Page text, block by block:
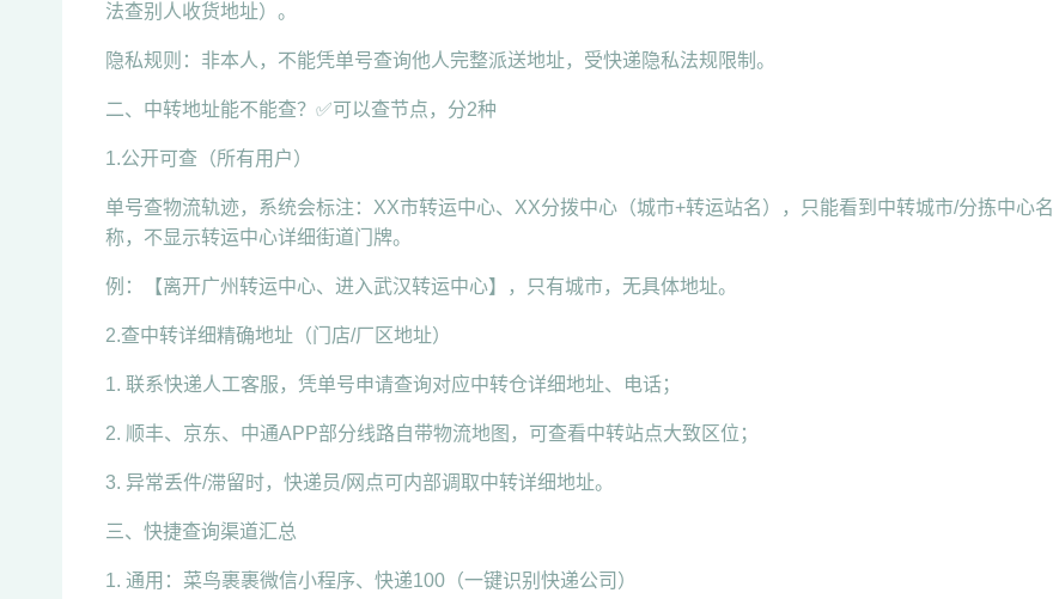
法查别人收货地址）。
隐私规则：非本人，不能凭单号查询他人完整派送地址，受快递隐私法规限制。
二、中转地址能不能查？✅可以查节点，分2种
1.公开可查（所有用户）
单号查物流轨迹，系统会标注：XX市转运中心、XX分拨中心（城市+转运站名），只能看到中转城市/分拣中心名
称，不显示转运中心详细街道门牌。
例：【离开广州转运中心、进入武汉转运中心】，只有城市，无具体地址。
2.查中转详细精确地址（门店/厂区地址）
1. 联系快递人工客服，凭单号申请查询对应中转仓详细地址、电话；
2. 顺丰、京东、中通APP部分线路自带物流地图，可查看中转站点大致区位；
3. 异常丢件/滞留时，快递员/网点可内部调取中转详细地址。
三、快捷查询渠道汇总
1. 通用：菜鸟裹裹微信小程序、快递100（一键识别快递公司）